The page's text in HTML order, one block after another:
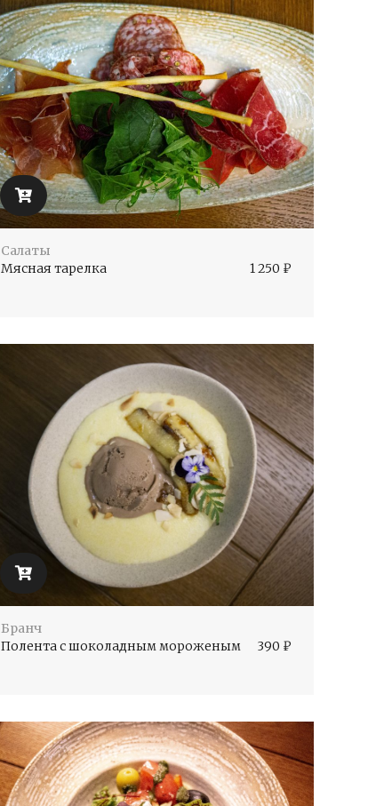
Салаты
Мясная тарелка
1 250 ₽
Бранч
Полента с шоколадным мороженым
390 ₽